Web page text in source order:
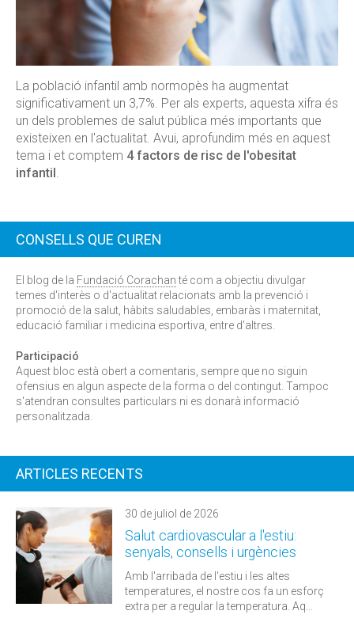
La població infantil amb normopès ha augmentat
significativament un 3,7%. Per als experts, aquesta xifra és
un dels problemes de salut pública més importants que
existeixen en l'actualitat. Avui, aprofundim més en aquest
tema i et comptem 4 factors de risc de l'obesitat
infantil .
CONSELLS QUE CUREN
El blog de la Fundació Corachanté com a objectiu divulgar
temes d'interès o d'actualitat relacionats amb la prevenció i
promoció de la salut, hàbits saludables, embaràs i maternitat,
educació familiar i medicina esportiva, entre d'altres.
Participació
Aquest bloc està obert a comentaris, sempre que no siguin
ofensius en algun aspecte de la forma o del contingut. Tampoc
s'atendran consultes particulars ni es donarà informació
personalitzada.
ARTICLES RECENTS
30 de juliol de 2026
Salut cardiovascular a l'estiu:
senyals, consells i urgències
Amb l'arribada de l'estiu i les altes
temperatures, el nostre cos fa un esforç
extra per a regular la temperatura. Aq...